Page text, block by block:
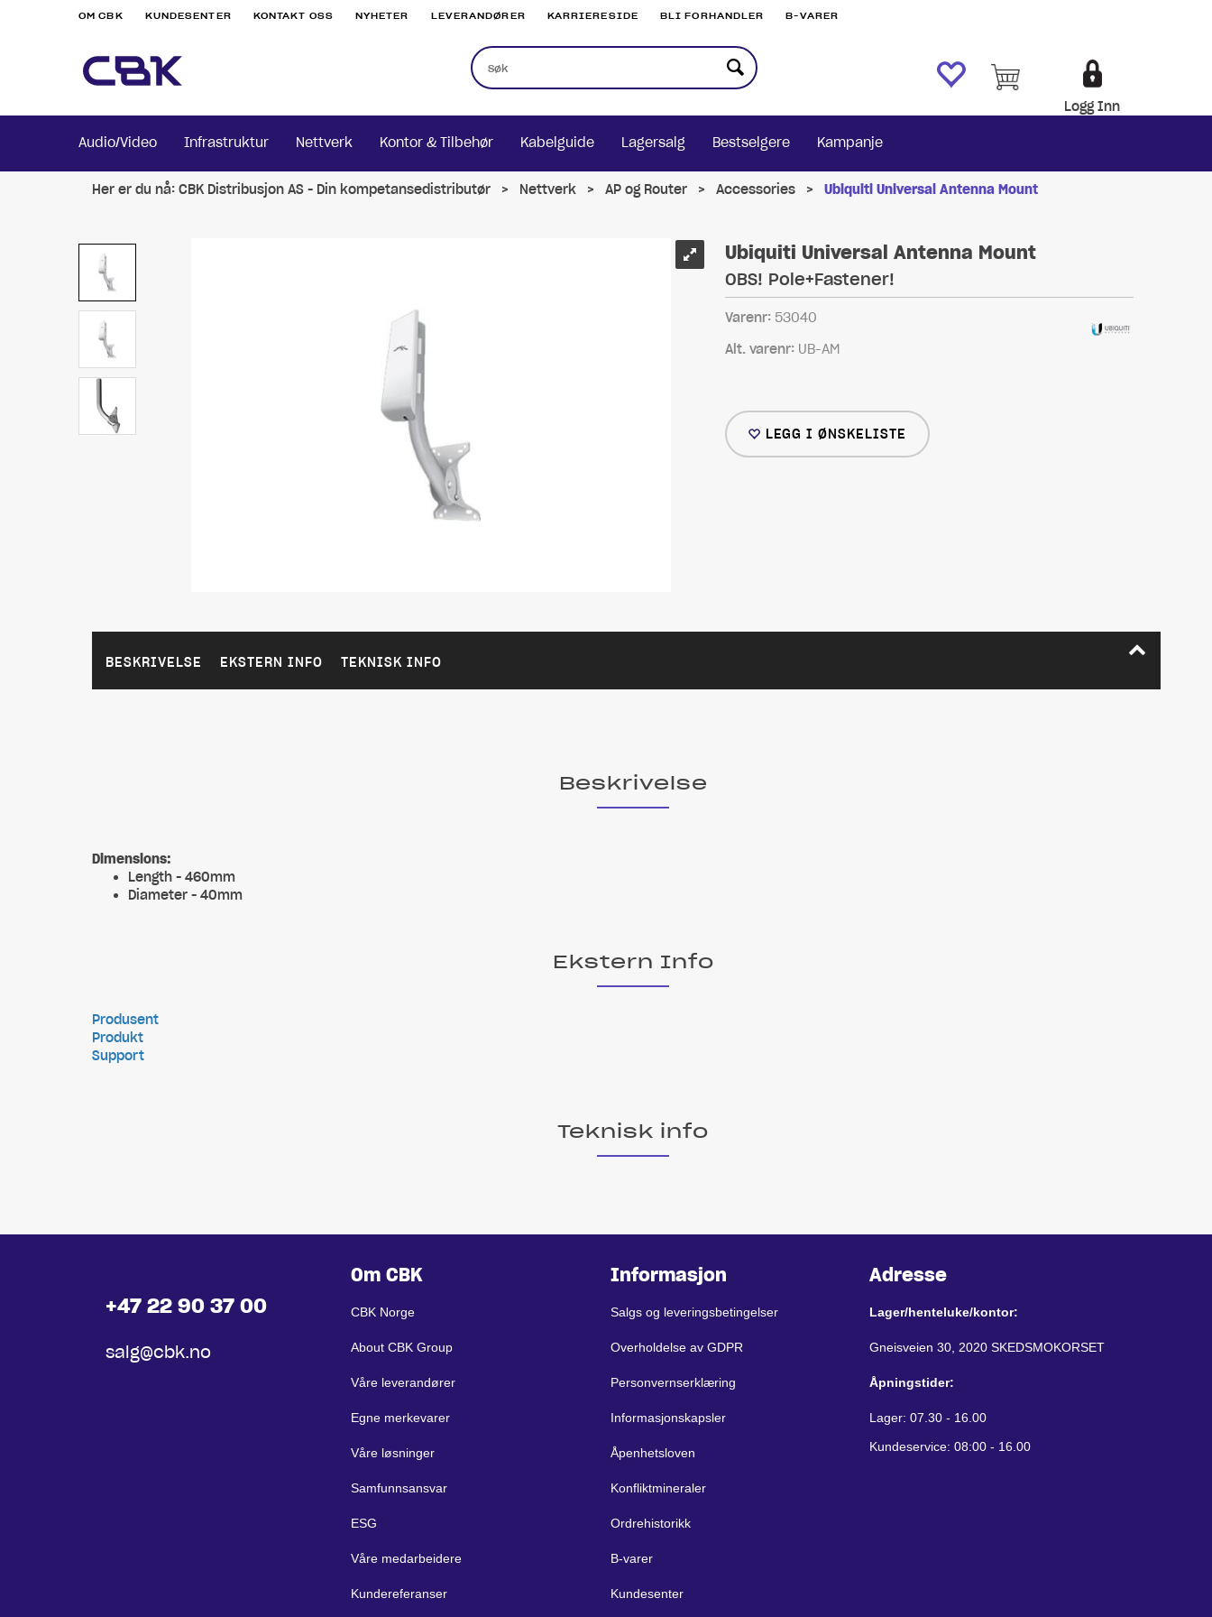
OM CBK KUNDESENTER KONTAKT OSS NYHETER LEVERANDØRER KARRIERESIDE BLI FORHANDLER B-VARER
Logg Inn
Audio/Video Infrastruktur Nettverk Kontor & Tilbehør Kabelguide Lagersalg Bestselgere Kampanje
Her er du nå: CBK Distribusjon AS - Din kompetansedistributør > Nettverk > AP og Router > Accessories > Ubiquiti Universal Antenna Mount
Ubiquiti Universal Antenna Mount
OBS! Pole+Fastener!
Varenr: 53040
Alt. varenr: UB-AM
LEGG I ØNSKELISTE
BESKRIVELSE EKSTERN INFO TEKNISK INFO
Beskrivelse
Dimensions:
Length - 460mm
Diameter - 40mm
Ekstern Info
Produsent
Produkt
Support
Teknisk info
+47 22 90 37 00
salg@cbk.no
Om CBK
CBK Norge
About CBK Group
Våre leverandører
Egne merkevarer
Våre løsninger
Samfunnsansvar
ESG
Våre medarbeidere
Kundereferanser
Informasjon
Salgs og leveringsbetingelser
Overholdelse av GDPR
Personvernserklæring
Informasjonskapsler
Åpenhetsloven
Konfliktmineraler
Ordrehistorikk
B-varer
Kundesenter
Adresse
Lager/henteluke/kontor:
Gneisveien 30, 2020 SKEDSMOKORSET
Åpningstider:
Lager: 07.30 - 16.00
Kundeservice: 08:00 - 16.00